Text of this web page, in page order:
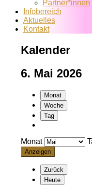
Partner*innen
Infobereich
Aktuelles
Kontakt
Kalender
6. Mai 2026
Monat
Woche
Tag
Monat
Zurück
Heute